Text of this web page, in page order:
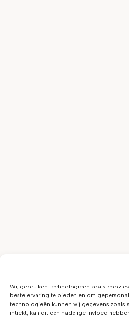
Wij gebruiken technologieën zoals
beste ervaring te bieden en om
technologieën kunnen wij gegevens zoals
intrekt, kan dit een nadelige invloed